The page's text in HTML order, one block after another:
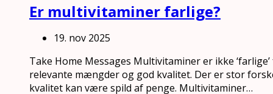
Er multivitaminer farlige?
19. nov 2025
Take Home Messages Multivitaminer er ikke
relevante mængder og god kvalitet. Der er stor
kvalitet kan være spild af penge. Multivitaminer…